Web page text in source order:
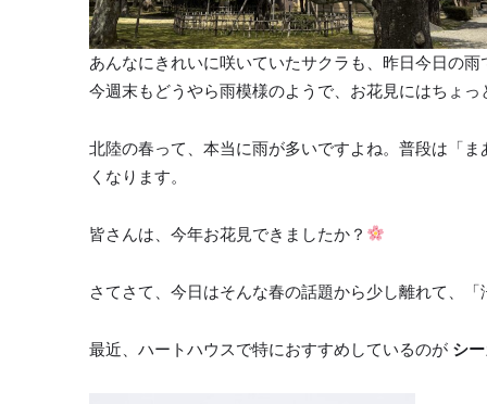
あんなにきれいに咲いていたサクラも、昨日今日の
今週末もどうやら雨模様のようで、お花見にはちょ
北陸の春って、本当に雨が多いですよね。普段は「
くなります。
皆さんは、今年お花見できましたか？
さてさて、今日はそんな春の話題から少し離れて、
最近、ハートハウスで特におすすめしているのが シ